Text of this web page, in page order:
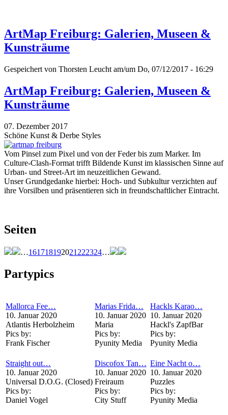
ArtMap Freiburg: Galerien, Museen &
Kunsträume
Gespeichert von Thorsten Leucht am/um Do, 07/12/2017 - 16:29
ArtMap Freiburg: Galerien, Museen &
Kunsträume
07. Dezember 2017
Schöne Kunst & Derbe Styles
Vom Pinsel zum Pixel und von der Feder bis zum Marker. Im
Culture-Clash-Format trifft Bildende Kunst im klassischen Sinne auf
Urban- und Street-Art im neuzeitlichen Gewand.
Unser Grundgedanke hierbei: Hoch- und Subkultur verzichten auf
ihre Vorsilben und präsentieren sich in freundschaftlicher Eintracht.
Seiten
…161718192021 222324…
Partypics
Mallorca Fee…
10. Januar 2020
Atlantis Herbolzheim
Pics by:
Frank Fischer
Marias Frida…
10. Januar 2020
Maria
Pics by:
Pyunity Media
Hackls Karao…
10. Januar 2020
Hackl's ZapfBar
Pics by:
Pyunity Media
Straight out…
10. Januar 2020
Universal D.O.G. (Closed)
Pics by:
Daniel Vogel
Discofox Tan…
10. Januar 2020
Freiraum
Pics by:
City Stuff
Eine Nacht o…
10. Januar 2020
Puzzles
Pics by:
Pyunity Media